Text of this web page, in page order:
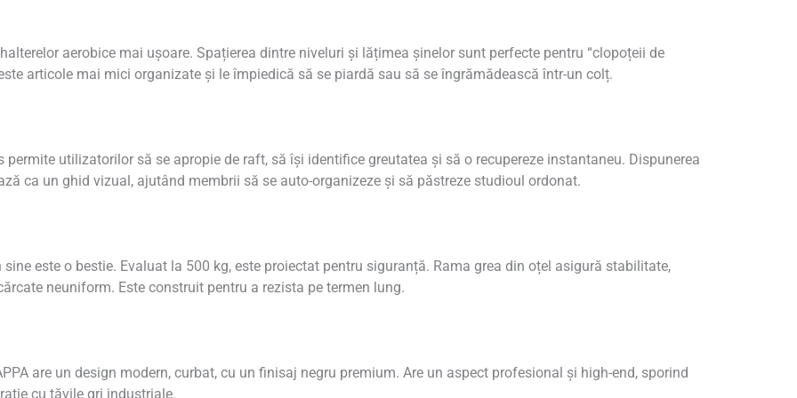
aerobice mai ușoare. Spațierea dintre niveluri și lățimea șinelor sunt perfecte pentru “clopoțeii de
articole mai mici organizate și le împiedică să se piardă sau să se îngrămădească într-un colț.
utilizatorilor să se apropie de raft, să își identifice greutatea și să o recupereze instantaneu. Dispunerea
ca un ghid vizual, ajutând membrii să se auto-organizeze și să păstreze studioul ordonat.
este o bestie. Evaluat la 500 kg, este proiectat pentru siguranță. Rama grea din oțel asigură stabilitate,
neuniform. Este construit pentru a rezista pe termen lung.
are un design modern, curbat, cu un finisaj negru premium. Are un aspect profesional și high-end, sporind
cu tăvile gri industriale.